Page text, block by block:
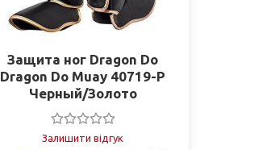
Защита ног Dragon Do
Dragon Do Muay 40719-P
Черный/Золото
Залишити відгук